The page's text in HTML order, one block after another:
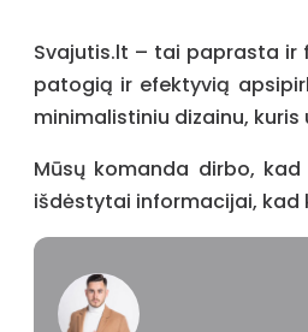
Svajutis.lt – tai paprasta ir
patogią ir efektyvią
minimalistiniu dizainu,
Mūsų komanda dirbo,
išdėstytai informacijai, kad